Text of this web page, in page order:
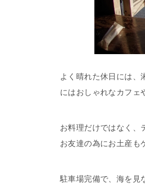
よく晴れた休日には、
にはおしゃれなカフェ
お料理だけではなく、
お友達の為にお土産も
駐車場完備で、海を見